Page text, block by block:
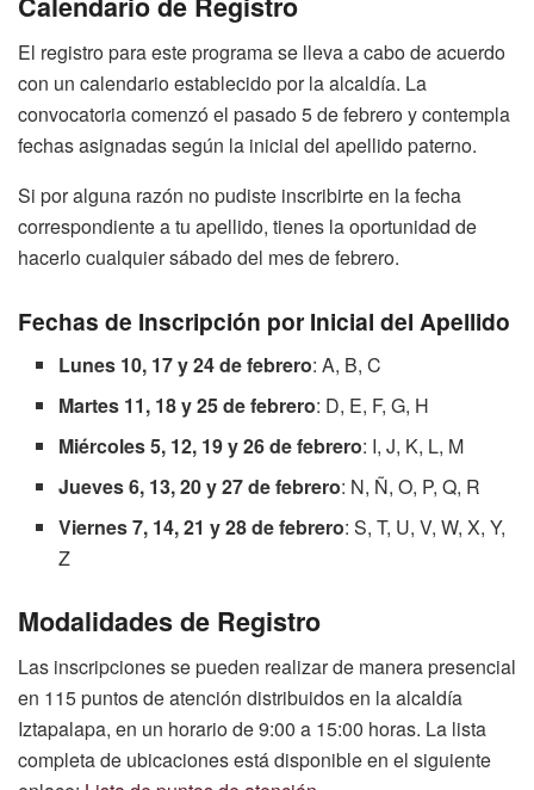
El registro para este programa se lleva a cabo de acuerdo
con un calendario establecido por la alcaldía. La
convocatoria comenzó el pasado 5 de febrero y contempla
fechas asignadas según la inicial del apellido paterno.
Si por alguna razón no pudiste inscribirte en la fecha
correspondiente a tu apellido, tienes la oportunidad de
hacerlo cualquier sábado del mes de febrero.
Fechas de Inscripción por Inicial del Apellido
Lunes 10, 17 y 24 de febrero: A, B, C
Martes 11, 18 y 25 de febrero: D, E, F, G, H
Miércoles 5, 12, 19 y 26 de febrero: I, J, K, L, M
Jueves 6, 13, 20 y 27 de febrero: N, Ñ, O, P, Q, R
Viernes 7, 14, 21 y 28 de febrero: S, T, U, V, W, X, Y,
Z
Modalidades de Registro
Las inscripciones se pueden realizar de manera presencial
en 115 puntos de atención distribuidos en la alcaldía
Iztapalapa, en un horario de 9:00 a 15:00 horas. La lista
completa de ubicaciones está disponible en el siguiente